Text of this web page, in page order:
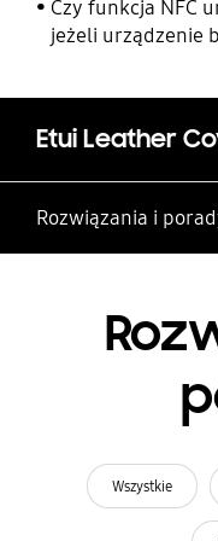
rodzinie i innym
Czy funkcja NFC
jeżeli urządzenie
Rozwiązania i
Wszystkie